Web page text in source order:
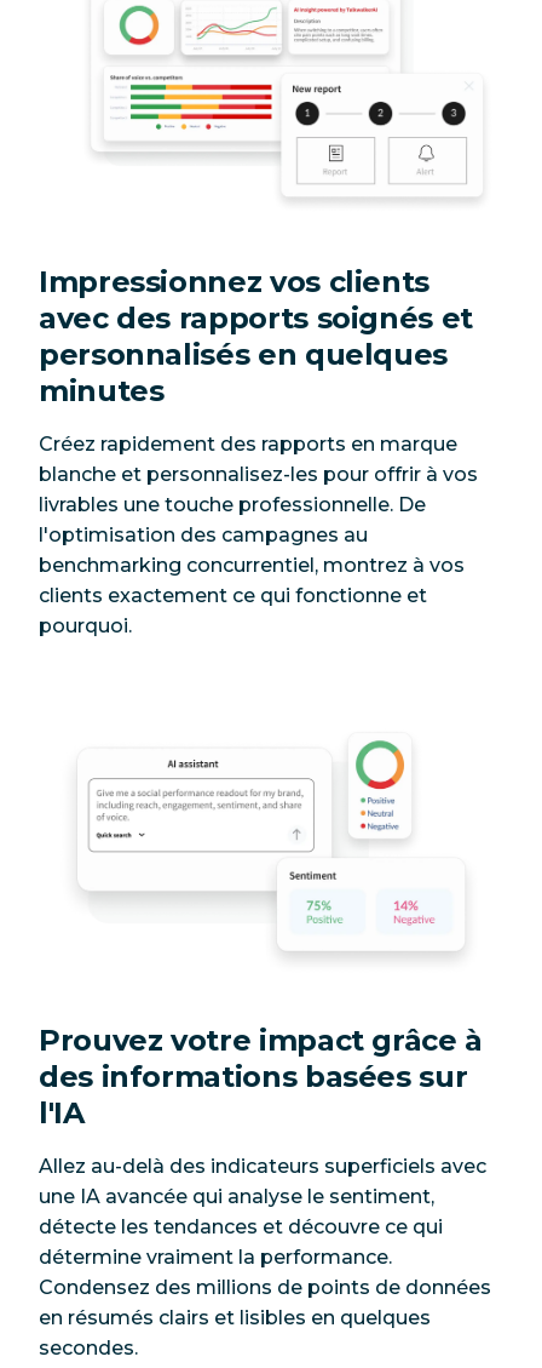
Impressionnez vos clients
avec des rapports soignés et
personnalisés en quelques
minutes
Créez rapidement des rapports en marque
blanche et personnalisez-les pour offrir à vos
livrables une touche professionnelle. De
l'optimisation des campagnes au
benchmarking concurrentiel, montrez à vos
clients exactement ce qui fonctionne et
pourquoi.
Prouvez votre impact grâce à
des informations basées sur
l'IA
Allez au-delà des indicateurs superficiels avec
une IA avancée qui analyse le sentiment,
détecte les tendances et découvre ce qui
détermine vraiment la performance.
Condensez des millions de points de données
en résumés clairs et lisibles en quelques
secondes.